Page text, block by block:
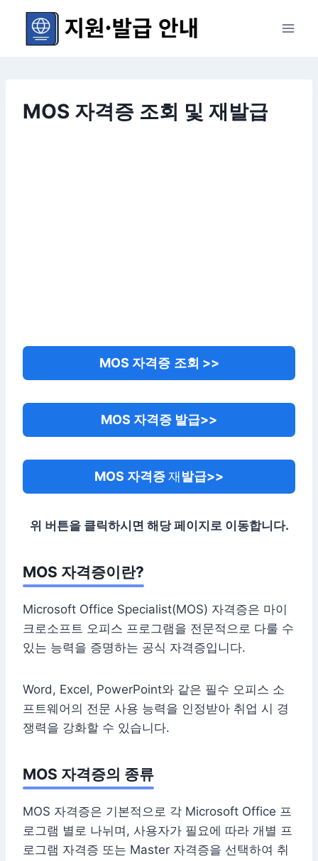
content
MOS 자격증 조회 및 재발급
MOS 자격증 조회 >>
MOS 자격증 발급>>
MOS 자격증재발급>>
위 버튼을 클릭하시면 해당 페이지로 이동합니다.
MOS 자격증이란?
Microsoft Office Specialist(MOS) 자격증은 마이
크로소프트 오피스 프로그램을 전문적으로 다룰 수
있는 능력을 증명하는 공식 자격증입니다.
Word, Excel, PowerPoint와 같은 필수 오피스 소
프트웨어의 전문 사용 능력을 인정받아 취업 시 경
쟁력을 강화할 수 있습니다.
MOS 자격증의 종류
MOS 자격증은 기본적으로 각 Microsoft Office 프
로그램 별로 나뉘며, 사용자가 필요에 따라 개별 프
로그램 자격증 또는 Master 자격증을 선택하여 취